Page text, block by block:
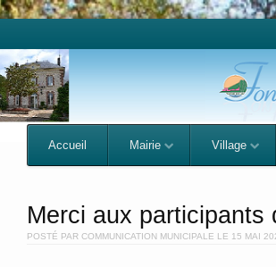
Accueil
Mairie Village
Merci aux participants
POSTÉ PAR COMMUNICATION MUNICIPALE LE 15 MAI